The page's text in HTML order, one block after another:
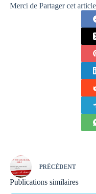
Merci de Partager cet
PRÉCÉDENT
Publications similaires